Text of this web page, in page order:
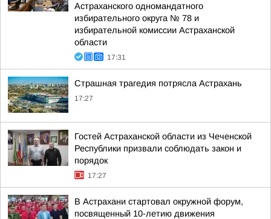
Астраханского одномандатного
избирательного округа № 78 и
избирательной комиссии Астраханской
области
17:31
Страшная трагедия потрясла Астрахань
17:27
Гостей Астраханской области из Чеченской
Республики призвали соблюдать закон и
порядок
17:27
В Астрахани стартовал окружной форум,
посвященный 10-летию движения